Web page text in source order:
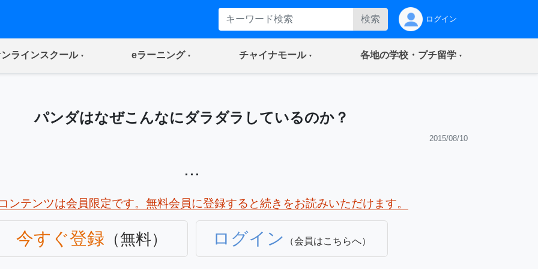
検索 ログイン
ラインスクール(current) eラーニング(current) チャイナモール(current) 各地の学校・プチ留学(current)
パンダはなぜこんなにダラダラしているのか？
2015/08/10
...
ンテンツは会員限定です。無料会員に登録すると続きをお読みいただけます。
今すぐ登録 （無料） ログイン （会員はこちらへ）